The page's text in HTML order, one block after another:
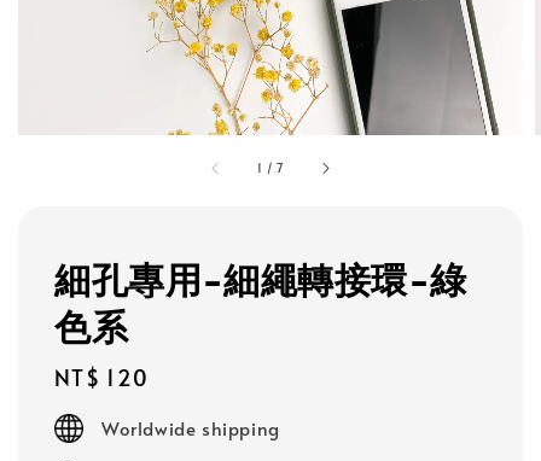
1 /7
細孔專用-細繩轉接環-綠
色系
Regular
price
NT$ 120
Worldwide shipping